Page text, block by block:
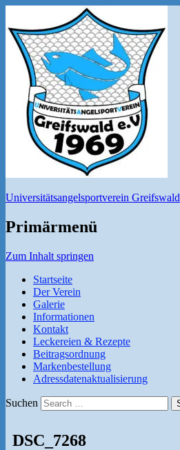
Universitätsangelsportverein Greifswald
Primärmenü
Zum Inhalt springen
Startseite
Der Verein
Galerie
Informationen
Kontakt
Leckereien & Rezepte
Beitragsordnung
Markenbestellung
Adressdatenaktualisierung
Suchen
DSC_7268